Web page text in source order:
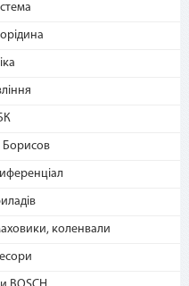
Борисов
коленвали